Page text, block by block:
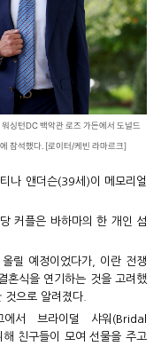
싱턴DC 백악관 로즈 가든에서 도널드
참석했다. [로이터/케빈 라마르크]
나 앤더슨(39세)이 메모리얼
커플은 바하마의 한 개인 섬
릴 예정이었다가, 이란 전쟁
혼식을 연기하는 것을 고려했
으로 알려졌다.
서 브라이덜 샤워(Bridal
친구들이 모여 선물을 주고